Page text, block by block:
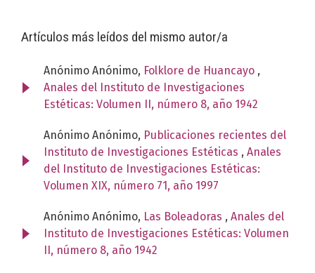
Artículos más leídos del mismo autor/a
Anónimo Anónimo, Folklore de Huancayo ,
Anales del Instituto de Investigaciones
Estéticas: Volumen II, número 8, año 1942
Anónimo Anónimo, Publicaciones recientes del
Instituto de Investigaciones Estéticas , Anales
del Instituto de Investigaciones Estéticas:
Volumen XIX, número 71, año 1997
Anónimo Anónimo, Las Boleadoras , Anales del
Instituto de Investigaciones Estéticas: Volumen
II, número 8, año 1942